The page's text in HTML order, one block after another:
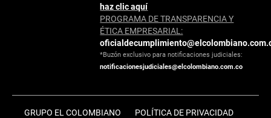
haz clic aquí
PROGRAMA DE TRANSPARENCIA Y
ÉTICA EMPRESARIAL:
*Buzón exclusivo para notificaciones judiciales:
notificacionesjudiciales@elcolombiano.com.co
GRUPO EL COLOMBIANO POLÍTICA DE PRIVACIDAD